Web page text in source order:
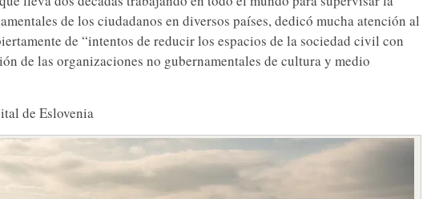
de los ciudadanos en diversos países, dedicó mucha atención al
de “intentos de reducir los espacios de la sociedad civil con
de las organizaciones no gubernamentales de cultura y medio
de Eslovenia